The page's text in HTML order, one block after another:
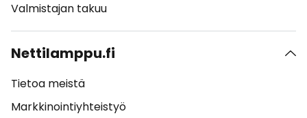
Valmistajan takuu
Nettilamppu.fi
Tietoa meistä
Markkinointiyhteistyö